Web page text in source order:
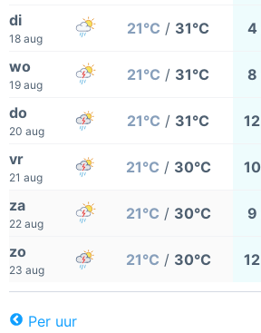
di
18 aug
21°C / 31°C 4
wo
19 aug
21°C / 31°C 8
do
20 aug
21°C / 31°C 12
vr
21 aug
21°C / 30°C 10
za
22 aug
21°C / 30°C 9
zo
23 aug
21°C / 30°C 12
Per uur